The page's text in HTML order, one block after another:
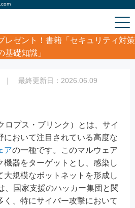
レゼント！書籍「セキュリティ対策
基礎知識」
Blink
｜ 最終更新日：2026.06.09
ロプス・ブリンク）とは、サイ
において注目されている高度な
アの一種です。このマルウェア
機器をターゲットとし、感染し
大規模なボットネットを形成し
、国家支援のハッカー集団と関
く、特にサイバー攻撃において